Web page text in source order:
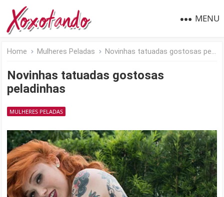
MENU
Home Mulheres Peladas Novinhas tatuadas gostosas peladinhas
Novinhas tatuadas gostosas
peladinhas
MULHERES PELADAS